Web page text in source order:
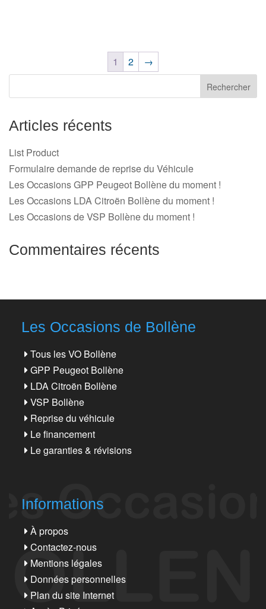
1 2 →
Articles récents
List Product
Formulaire demande de reprise du Véhicule
Les Occasions GPP Peugeot Bollène du moment !
Les Occasions LDA Citroën Bollène du moment !
Les Occasions de VSP Bollène du moment !
Commentaires récents
Les Occasions de Bollène
Tous les VO Bollène
GPP Peugeot Bollène
LDA Citroën Bollène
VSP Bollène
Reprise du véhicule
Le financement
Le garanties & révisions
Informations
À propos
Contactez-nous
Mentions légales
Données personnelles
Plan du site Internet